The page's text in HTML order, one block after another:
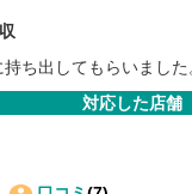
ち出してもらいました
対応した店舗